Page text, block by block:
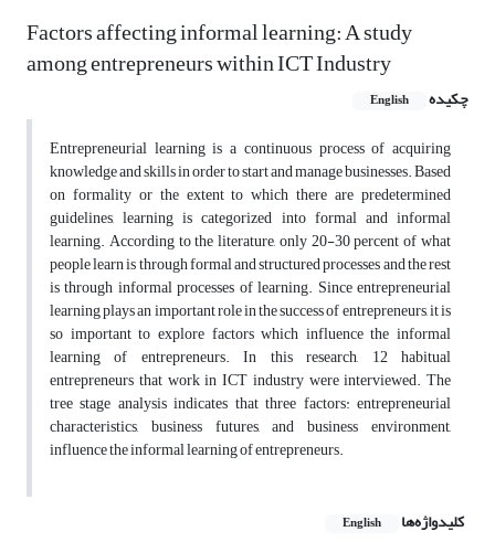
Factors affecting informal learning: A study
among entrepreneurs within ICT Industry
چکیده English
Entrepreneurial learning is a continuous process of acquiring
knowledge and skills in order to start and manage businesses. Based
on formality or the extent to which there are predetermined
guidelines, learning is categorized into formal and informal
learning. According to the literature, only 20-30 percent of what
people learn is through formal and structured processes and the rest
is through informal processes of learning. Since entrepreneurial
learning plays an important role in the success of entrepreneurs, it is
so important to explore factors which influence the informal
learning of entrepreneurs. In this research, 12 habitual
entrepreneurs that work in ICT industry were interviewed. The
tree stage analysis indicates that three factors: entrepreneurial
characteristics, business futures, and business environment,
influence the informal learning of entrepreneurs.
کلیدواژه‌ها English